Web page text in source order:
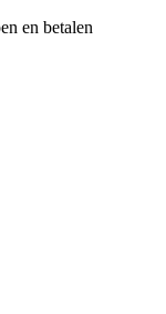
en betalen